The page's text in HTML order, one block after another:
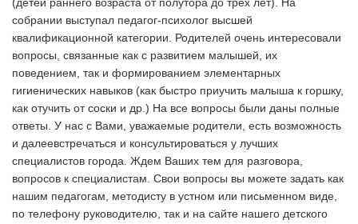
собрании выступал педагог-психолог высшей
квалификационной категории. Родителей очень интересовали
вопросы, связанные как с развитием малышей, их
поведением, так и формированием элементарных
гигиенических навыков (как быстро приучить малыша к горшку,
как отучить от соски и др.) На все вопросы были даны полные
ответы. У нас с Вами, уважаемые родители, есть возможность
и далеевстречаться и консультироваться у лучших
специалистов города. Ждем Ваших тем для разговора,
вопросов к специалистам. Свои вопросы вы можете задать как
нашим педагогам, методисту в устном или письменном виде,
по телефону руководителю, так и на сайте нашего детского